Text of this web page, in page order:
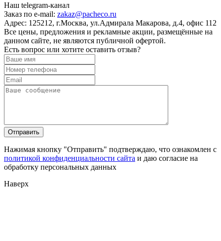
Наш telegram-канал
Заказ по e-mail: zakaz@pacheco.ru
Адрес: 125212, г.Москва, ул.Адмирала Макарова, д.4, офис 112
Все цены, предложения и рекламные акции, размещённые на
данном сайте, не являются публичной офертой.
Есть вопрос или хотите оставить отзыв?
Нажимая кнопку "Отправить" подтверждаю, что ознакомлен с
политикой конфиденциальности сайта и даю согласие на
обработку персональных данных
Наверх